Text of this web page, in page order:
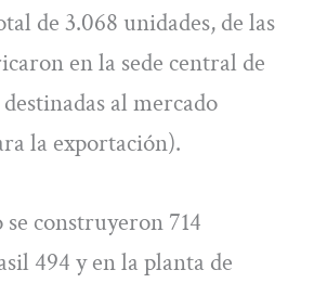
de 3.068 unidades, de las
en la sede central de
al mercado
la exportación).
construyeron 714
494 y en la planta de